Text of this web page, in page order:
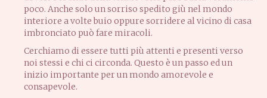
poco. Anche solo un sorriso spedito giù nel mondo
interiore a volte buio oppure sorridere al vicino di casa
imbronciato può fare miracoli.
Cerchiamo di essere tutti più attenti e presenti verso
noi stessi e chi ci circonda. Questo è un passo ed un
inizio importante per un mondo amorevole e
consapevole.